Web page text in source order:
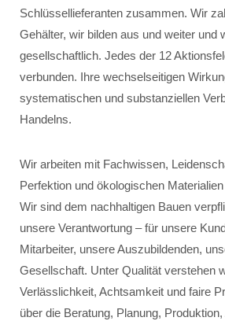
Schlüssellieferanten zusammen. Wir
Gehälter, wir bilden aus und weiter und
gesellschaftlich. Jedes der 12
verbunden. Ihre wechselseitigen
systematischen und substanziellen
Handelns.
Wir arbeiten mit Fachwissen,
Perfektion und ökologischen
Wir sind dem nachhaltigen Bauen
unsere Verantwortung – für unsere
Mitarbeiter, unsere Auszubildenden,
Gesellschaft. Unter Qualität verstehen
Verlässlichkeit, Achtsamkeit und faire
über die Beratung, Planung,